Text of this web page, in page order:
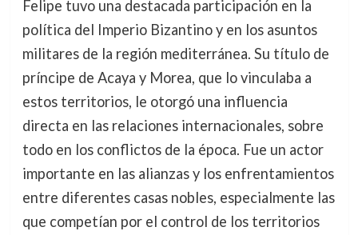
Felipe tuvo una destacada participación en la
política del Imperio Bizantino y en los asuntos
militares de la región mediterránea. Su título de
príncipe de Acaya y Morea, que lo vinculaba a
estos territorios, le otorgó una influencia
directa en las relaciones internacionales, sobre
todo en los conflictos de la época. Fue un actor
importante en las alianzas y los enfrentamientos
entre diferentes casas nobles, especialmente las
que competían por el control de los territorios